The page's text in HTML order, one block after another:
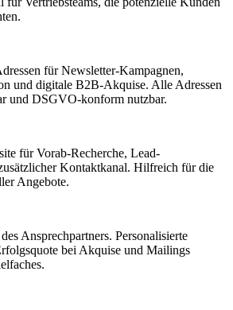
für Newsletter-Kampagnen,
und digitale B2B-Akquise. Alle Adressen
und DSGVO-konform nutzbar.
für Vorab-Recherche, Lead-
Kontaktkanal. Hilfreich für die
Angebote.
Ansprechpartners. Personalisierte
bei Akquise und Mailings